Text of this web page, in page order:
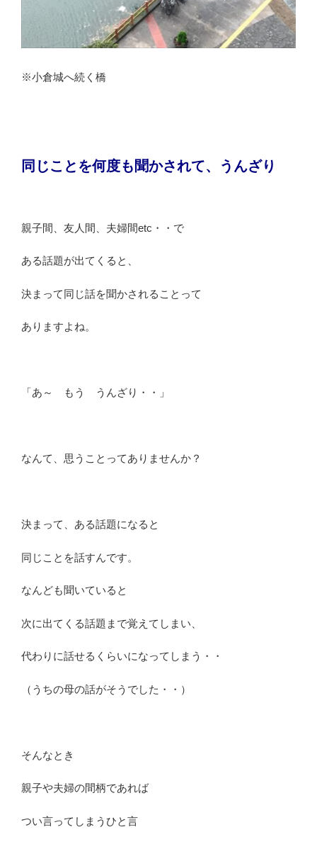
※小倉城へ続く橋
同じことを何度も聞かされて、うんざり
親子間、友人間、夫婦間etc・・で
ある話題が出てくると、
決まって同じ話を聞かされることって
ありますよね。
「あ～ もう うんざり・・」
なんて、思うことってありませんか？
決まって、ある話題になると
同じことを話すんです。
なんども聞いていると
次に出てくる話題まで覚えてしまい、
代わりに話せるくらいになってしまう・・
（うちの母の話がそうでした・・）
そんなとき
親子や夫婦の間柄であれば
つい言ってしまうひと言